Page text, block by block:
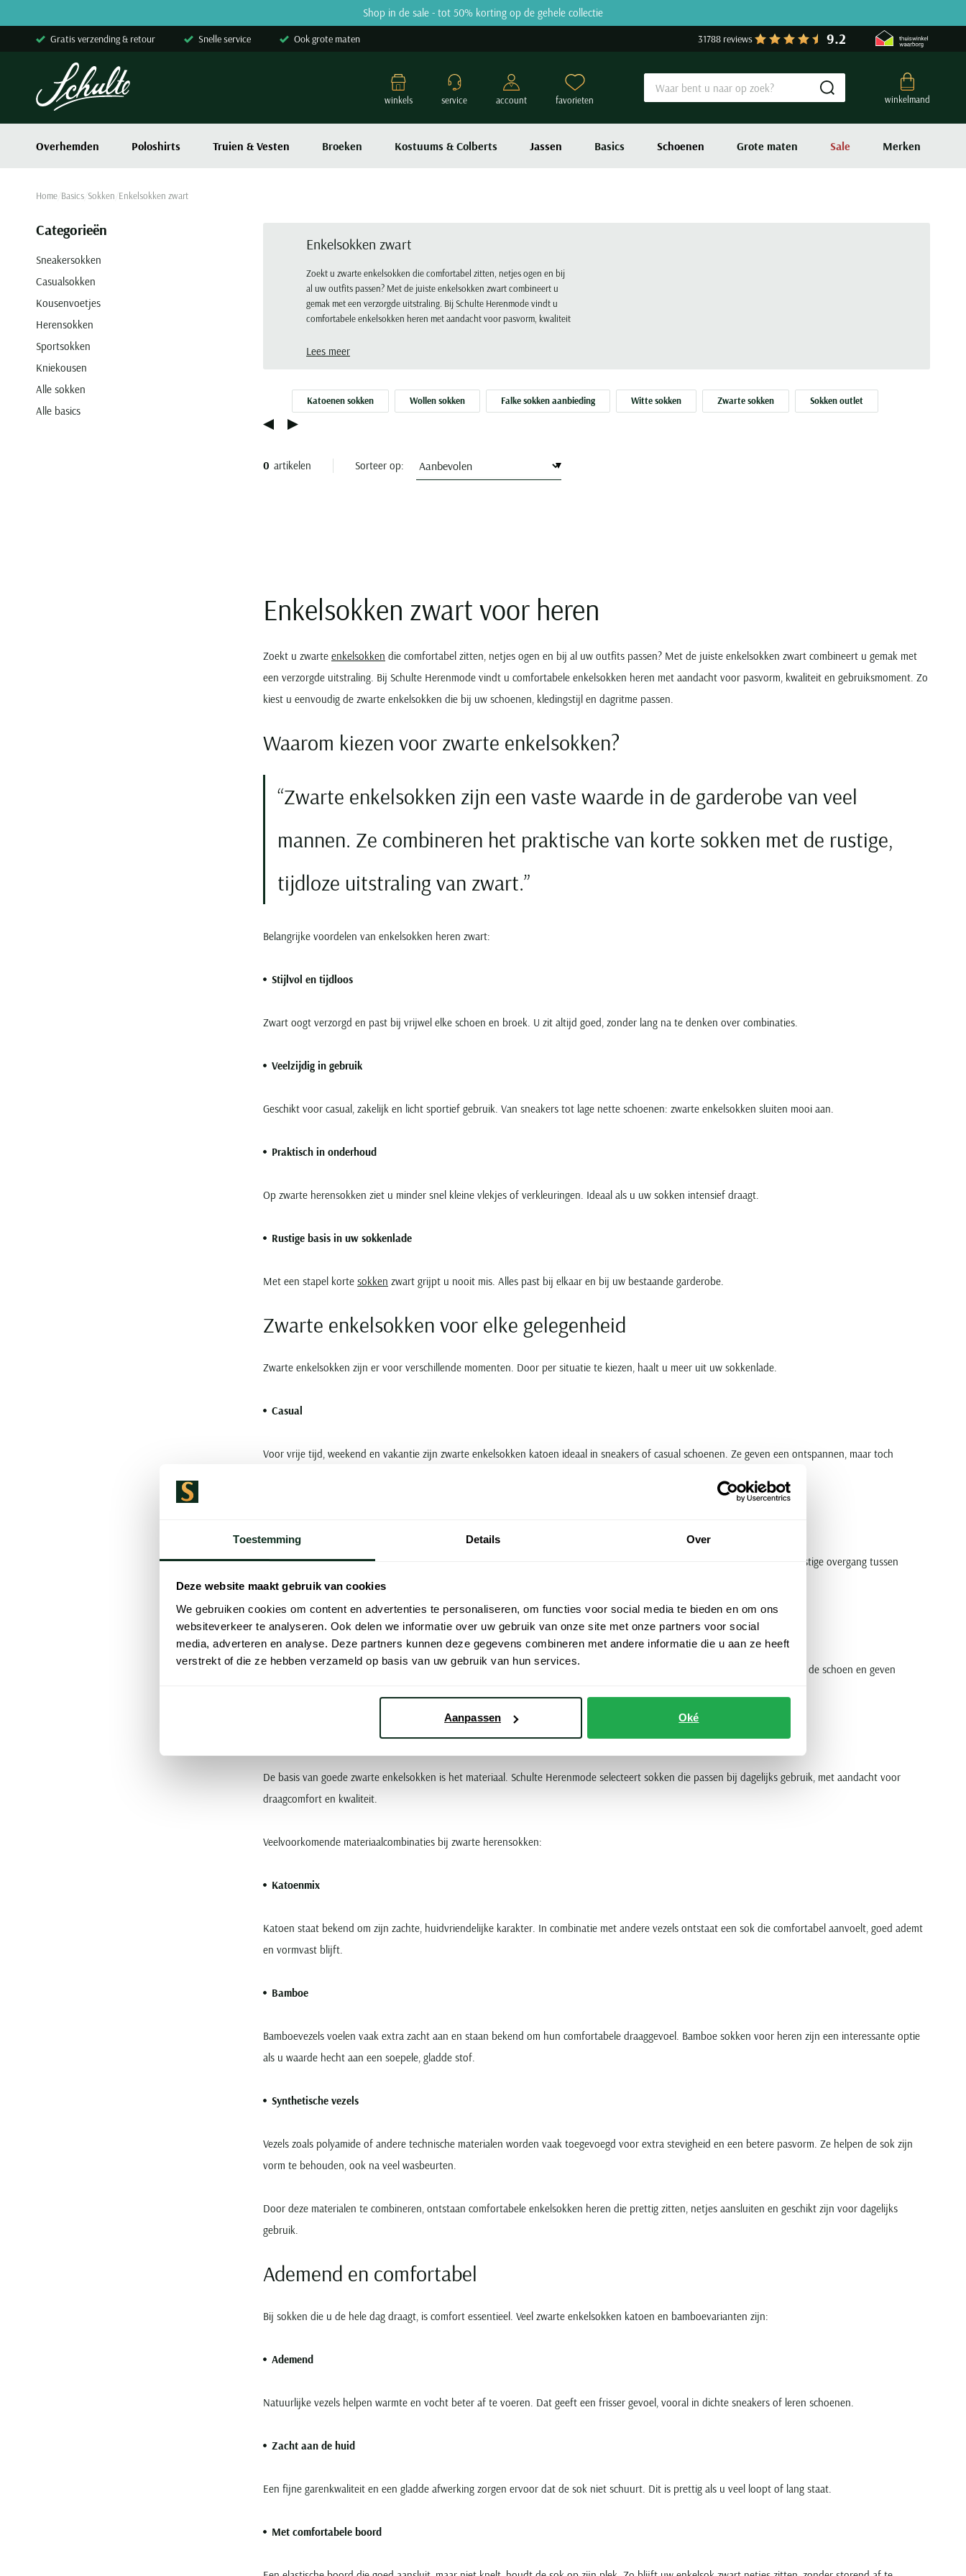
Toestemming Details Over
Deze website maakt gebruik van cookies
We gebruiken cookies om content en advertenties te personaliseren, om functies voor social media te bieden en om ons
websiteverkeer te analyseren. Ook delen we informatie over uw gebruik van onze site met onze partners voor social
media, adverteren en analyse. Deze partners kunnen deze gegevens combineren met andere informatie die u aan ze heeft
verstrekt of die ze hebben verzameld op basis van uw gebruik van hun services.
Aanpassen Oké
Shop in de sale - tot 50% korting op de gehele collectie
Gratis verzending & retour Snelle service Ook grote maten 31788 reviews 9.2
winkelmand
Submit search
Overhemden Poloshirts Truien & Vesten Broeken Kostuums & Colberts Jassen Basics Schoenen Grote maten Sale Merken
winkels service account favorieten
Home Basics Sokken Enkelsokken zwart
Enkelsokken zwart
Zoekt u zwarte enkelsokken die comfortabel zitten, netjes ogen en bij
al uw outfits passen? Met de juiste enkelsokken zwart combineert u
gemak met een verzorgde uitstraling. Bij Schulte Herenmode vindt u
comfortabele enkelsokken heren met aandacht voor pasvorm, kwaliteit
bij uw schoenen, kledingstijl en dagritme passen.
Lees meer
Katoenen sokken Wollen sokken Falke sokken aanbieding Witte sokken Zwarte sokken Sokken outlet
Categorieën
Sneakersokken
Casualsokken
Kousenvoetjes
Herensokken
Sportsokken
Kniekousen
Alle sokken
Alle basics
0 artikelen Sorteer op:
Enkelsokken zwart voor heren
Zoekt u zwarte enkelsokken die comfortabel zitten, netjes ogen en bij al uw outfits passen? Met de juiste enkelsokken zwart combineert u gemak met
een verzorgde uitstraling. Bij Schulte Herenmode vindt u comfortabele enkelsokken heren met aandacht voor pasvorm, kwaliteit en gebruiksmoment. Zo
kiest u eenvoudig de zwarte enkelsokken die bij uw schoenen, kledingstijl en dagritme passen.
Waarom kiezen voor zwarte enkelsokken?
Zwarte enkelsokken zijn een vaste waarde in de garderobe van veel
mannen. Ze combineren het praktische van korte sokken met de rustige,
tijdloze uitstraling van zwart.
Belangrijke voordelen van enkelsokken heren zwart:
Stijlvol en tijdloos
Zwart oogt verzorgd en past bij vrijwel elke schoen en broek. U zit altijd goed, zonder lang na te denken over combinaties.
Veelzijdig in gebruik
Geschikt voor casual, zakelijk en licht sportief gebruik. Van sneakers tot lage nette schoenen: zwarte enkelsokken sluiten mooi aan.
Praktisch in onderhoud
Op zwarte herensokken ziet u minder snel kleine vlekjes of verkleuringen. Ideaal als u uw sokken intensief draagt.
Rustige basis in uw sokkenlade
Met een stapel korte sokken zwart grijpt u nooit mis. Alles past bij elkaar en bij uw bestaande garderobe.
Zwarte enkelsokken voor elke gelegenheid
Zwarte enkelsokken zijn er voor verschillende momenten. Door per situatie te kiezen, haalt u meer uit uw sokkenlade.
Casual
Voor vrije tijd, weekend en vakantie zijn zwarte enkelsokken katoen ideaal in sneakers of casual schoenen. Ze geven een ontspannen, maar toch
Draagt u een chino of nette broek met lage schoenen of nette sneakers? Dan zorgen zwarte enkelsokken heren
voor een rustige overgang tussen
schoen en broek, zonder opvallende kleuraccenten.
Sportief
Voor lichte sport of een actieve dag zijn zwartesneakersokkenheren of enkelsokken een praktische keuze. Ze blijven laag in de schoen en geven
Materialen en kwaliteit van onze enkelsokken
De basis van goede zwarte enkelsokken is het materiaal. Schulte Herenmode selecteert sokken die passen bij dagelijks gebruik, met aandacht voor
draagcomfort en kwaliteit.
Veelvoorkomende materiaalcombinaties bij zwarte herensokken:
Katoenmix
Katoen staat bekend om zijn zachte, huidvriendelijke karakter. In combinatie met andere vezels ontstaat een sok die comfortabel aanvoelt, goed ademt
en vormvast blijft.
Bamboe
Bamboevezels voelen vaak extra zacht aan en staan bekend om hun comfortabele draaggevoel. Bamboe sokken voor heren zijn een interessante optie
als u waarde hecht aan een soepele, gladde stof.
Synthetische vezels
Vezels zoals polyamide of andere technische materialen worden vaak toegevoegd voor extra stevigheid en een betere pasvorm. Ze helpen de sok zijn
vorm te behouden, ook na veel wasbeurten.
Door deze materialen te combineren, ontstaan comfortabele enkelsokken heren die prettig zitten, netjes aansluiten en geschikt zijn voor dagelijks
gebruik.
Ademend en comfortabel
Bij sokken die u de hele dag draagt, is comfort essentieel. Veel zwarte enkelsokken katoen en bamboevarianten zijn:
Ademend
Natuurlijke vezels helpen warmte en vocht beter af te voeren. Dat geeft een frisser gevoel, vooral in dichte sneakers of leren schoenen.
Zacht aan de huid
Een fijne garenkwaliteit en een gladde afwerking zorgen ervoor dat de sok niet schuurt. Dit is prettig als u veel loopt of lang staat.
Met comfortabele boord